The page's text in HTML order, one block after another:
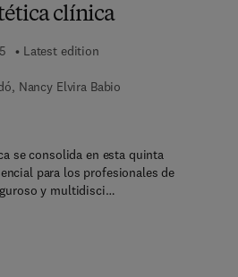
clínica
Latest edition
Nancy Elvira Babio
se consolida en esta quinta
para los profesionales de
y multidisci…